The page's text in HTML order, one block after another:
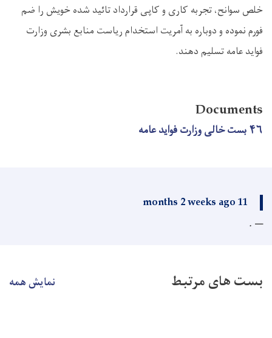
خلص سوانح، تجربه کاری و کاپی قرارداد تائید شده خویش را ضم
فورم نموده و دوباره به آمریت استخدام ریاست منابع بشری وزارت
فواید عامه تسلیم دهند.
Documents
۴۶ بست خالی وزارت فواید عامه
11 months 2 weeks ago
.
بست های مرتبط نمایش همه